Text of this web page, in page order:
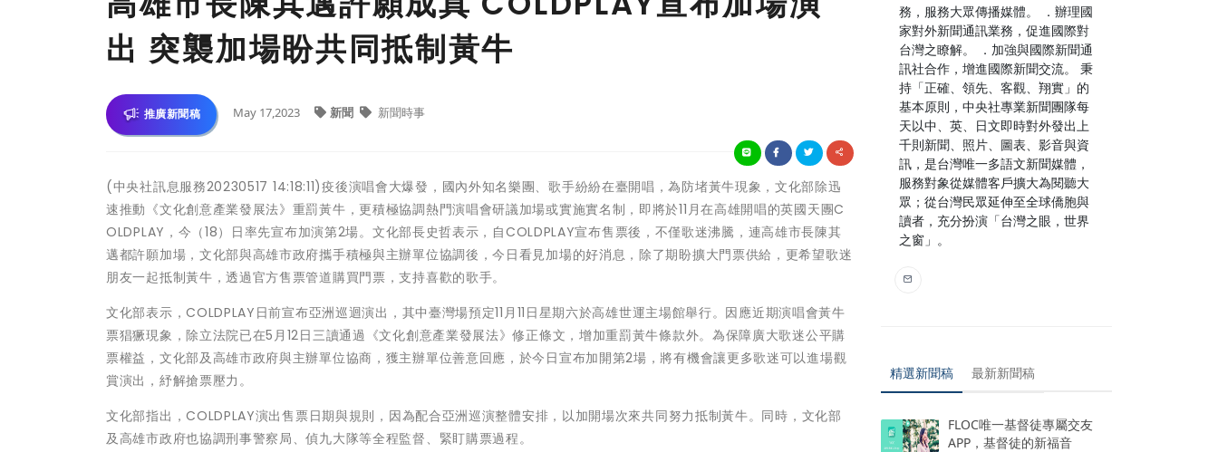
出 突襲加場盼共同抵制黃牛
推廣新聞稿 May 17,2023 新聞 新聞時事
(中央社訊息服務20230517 14:18:11)疫後演唱會大爆發，國內外知名樂團、歌手紛紛在臺開唱，為防堵黃牛現象，文化部除迅
速推動《文化創意產業發展法》重罰黃牛，更積極協調熱門演唱會研議加場或實施實名制，即將於11月在高雄開唱的英國天團C
OLDPLAY，今（18）日率先宣布加演第2場。文化部長史哲表示，自COLDPLAY宣布售票後，不僅歌迷沸騰，連高雄市長陳其
邁都許願加場，文化部與高雄市政府攜手積極與主辦單位協調後，今日看見加場的好消息，除了期盼擴大門票供給，更希望歌迷
朋友一起抵制黃牛，透過官方售票管道購買門票，支持喜歡的歌手。
文化部表示，COLDPLAY日前宣布亞洲巡迴演出，其中臺灣場預定11月11日星期六於高雄世運主場館舉行。因應近期演唱會黃牛
票猖獗現象，除立法院已在5月12日三讀通過《文化創意產業發展法》修正條文，增加重罰黃牛條款外。為保障廣大歌迷公平購
票權益，文化部及高雄市政府與主辦單位協商，獲主辦單位善意回應，於今日宣布加開第2場，將有機會讓更多歌迷可以進場觀
賞演出，紓解搶票壓力。
文化部指出，COLDPLAY演出售票日期與規則，因為配合亞洲巡演整體安排，以加開場次來共同努力抵制黃牛。同時，文化部
及高雄市政府也協調刑事警察局、偵九大隊等全程監督、緊盯購票過程。
務，服務大眾傳播媒體。 ．辦理國
家對外新聞通訊業務，促進國際對
台灣之瞭解。 ．加強與國際新聞通
訊社合作，增進國際新聞交流。 秉
持「正確、領先、客觀、翔實」的
基本原則，中央社專業新聞團隊每
天以中、英、日文即時對外發出上
千則新聞、照片、圖表、影音與資
訊，是台灣唯一多語文新聞媒體，
服務對象從媒體客戶擴大為閱聽大
眾；從台灣民眾延伸至全球僑胞與
讀者，充分扮演「台灣之眼，世界
之窗」。
精選新聞稿 最新新聞稿
FLOC唯一基督徒專屬交友
APP，基督徒的新福音